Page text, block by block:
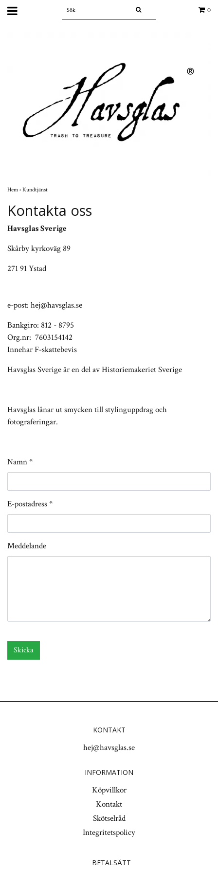
0
Hem › Kundtjänst
Kontakta oss
Havsglas Sverige
Skårby kyrkoväg 89
271 91 Ystad
e-post: hej@havsglas.se
Bankgiro: 812 - 8795
Org.nr: 7603154142
Innehar F-skattebevis
Havsglas Sverige är en del av Historiemakeriet Sverige
Havsglas lånar ut smycken till stylinguppdrag och
fotograferingar.
Namn *
E-postadress *
Meddelande
KONTAKT
hej@havsglas.se
INFORMATION
Köpvillkor
Kontakt
Skötselråd
Integritetspolicy
BETALSÄTT